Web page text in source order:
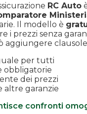
RC Auto
Il modello è
i prezzi senza
aggiungere
per tutti
obbligatorie
dei prezzi
altre garanzie
confronti